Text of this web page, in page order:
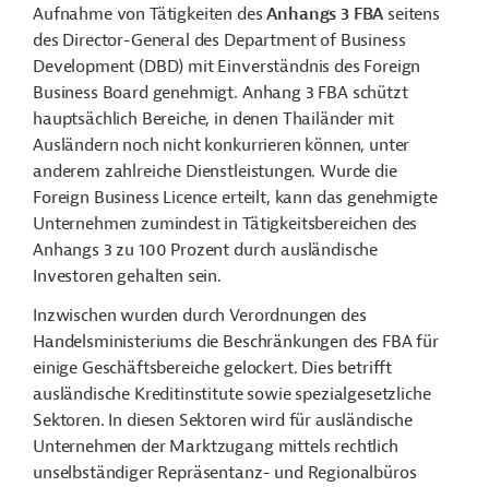
Aufnahme von Tätigkeiten desAnhangs 3 FBAseitens
des Director-General des Department of Business
Development (DBD) mit Einverständnis des Foreign
Business Board genehmigt. Anhang 3 FBA schützt
hauptsächlich Bereiche, in denen Thailänder mit
Ausländern noch nicht konkurrieren können, unter
anderem zahlreiche Dienstleistungen. Wurde die
Foreign Business Licence erteilt, kann das genehmigte
Unternehmen zumindest in Tätigkeitsbereichen des
Anhangs 3 zu 100 Prozent durch ausländische
Investoren gehalten sein.
Inzwischen wurden durch Verordnungen des
Handelsministeriums die Beschränkungen des FBA für
einige Geschäftsbereiche gelockert. Dies betrifft
ausländische Kreditinstitute sowie spezialgesetzliche
Sektoren. In diesen Sektoren wird für ausländische
Unternehmen der Marktzugang mittels rechtlich
unselbständiger Repräsentanz- und Regionalbüros